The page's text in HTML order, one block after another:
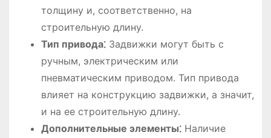
толщину и, соответственно, на
строительную длину.
Тип привода⁚Задвижки могут быть с
ручным, электрическим или
пневматическим приводом. Тип привода
влияет на конструкцию задвижки, а значит,
и на ее строительную длину.
Дополнительные элементы⁚Наличие